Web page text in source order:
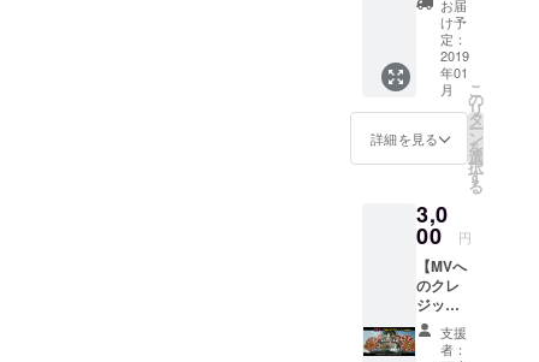
像はあ
くまで
サンプ
ルの
為、実
物と仕
が異な
る場合
いま
す。 ご
了承下
さい。
してお
りま
す。 ※
ドーパ
チャン
ネルの
カメラ
ターン
特典
【謎の
映像】
付き
が一変
更にな
る場合
もござ
いま
す。ご
了承下
飲食代
は支援
者様負
担 ※本
人が辛
いので
そこま
で朝早
シャツ
です。
これを
来て自
分はア
イリフ
ドーパ
のパト
ロンで
を周り
に自慢
しちゃ
いま
しょ
う！！
※サイズ
お届
け予
定：
2019
年01
月
詳細を見る
こ
の
リ
タ
ー
ン
を
選
択
す
る
3,0
00 円
【MVへ
のクレ
ジッ
ト】 あ
なたの
支援
者：